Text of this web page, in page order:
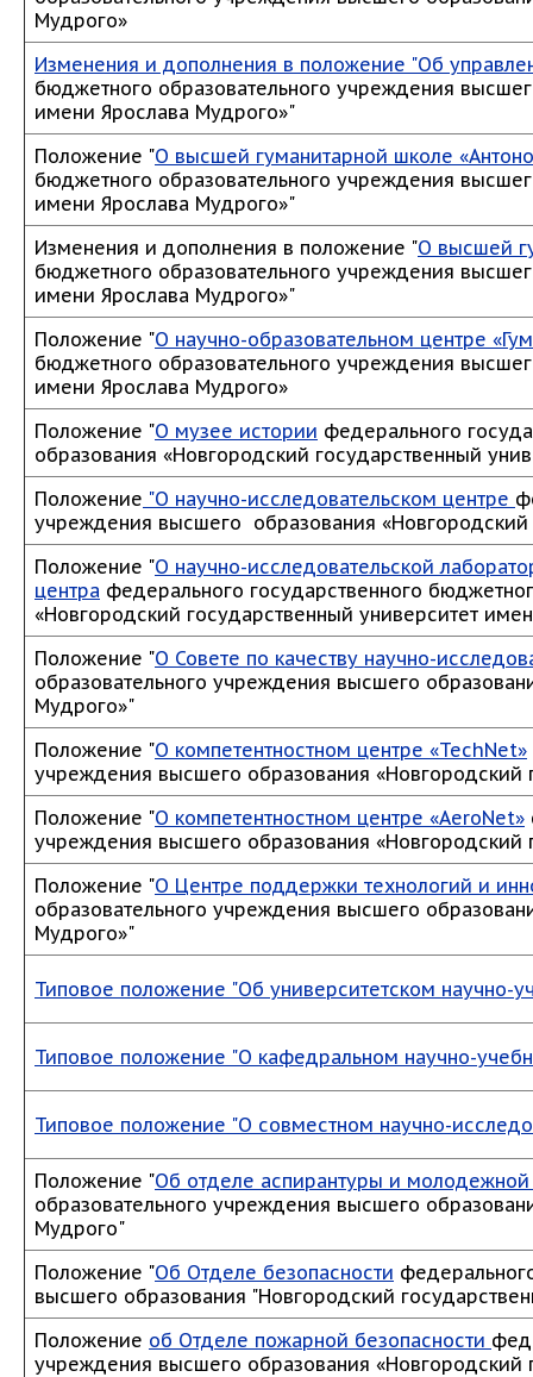
Мудрого»
Изменения и дополнения в положение "Об
бюджетного образовательного учреждения
имени Ярослава Мудрого»"
Положение "О высшей гуманитарной школе
бюджетного образовательного учреждения
имени Ярослава Мудрого»"
Изменения и дополнения в положение "О высшей
бюджетного образовательного учреждения
имени Ярослава Мудрого»"
Положение "О научно-образовательном центре
бюджетного образовательного учреждения
имени Ярослава Мудрого»
Положение "О музее истории федерального
образования «Новгородский государственный
Положение "О научно-исследовательском центре
учреждения высшего образования
Положение "О научно-исследовательской
центра федерального государственного
«Новгородский государственный университет
Положение "О Совете по качеству научно-
образовательного учреждения высшего
Мудрого»"
Положение "О компетентностном центре «TechNet»
учреждения высшего образования «Новгородский
Положение "О компетентностном центре «AeroNet»
учреждения высшего образования «Новгородский
Положение "О Центре поддержки технологий и
образовательного учреждения высшего
Мудрого»"
Типовое положение "Об университетском научно-
Типовое положение "О кафедральном научно-
Типовое положение "О совместном научно-
Положение "Об отделе аспирантуры и молодежной
образовательного учреждения высшего
Мудрого"
Положение "Об Отделе безопасности
высшего образования "Новгородский
Положение об Отделе пожарной безопасности
учреждения высшего образования «Новгородский